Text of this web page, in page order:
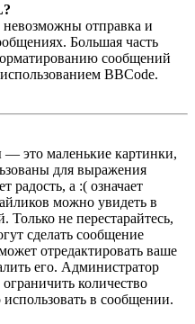
отправка и
Большая часть
сообщений
BBCode.
это маленькие картинки,
для выражения
радость, а :( означает
можно увидеть в
не перестарайтесь,
сделать сообщение
отредактировать ваше
его. Администратор
количество
в сообщении.